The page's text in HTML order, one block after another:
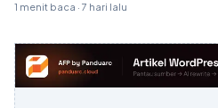
1 menit baca · 7 hari lalu